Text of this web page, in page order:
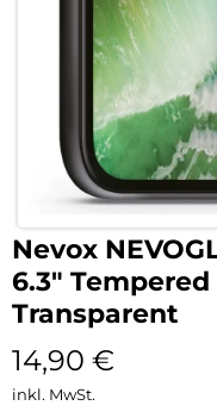
Nevox
6.3″
Transparent
14,90 €
inkl. MwSt.